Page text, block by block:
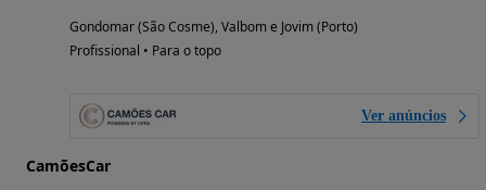
Gondomar (São Cosme), Valbom e Jovim (Porto)
Profissional • Para o topo
Ver anúncios
CamõesCar